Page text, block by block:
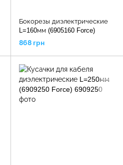
Бокорезы диэлектрические
L=160мм (6905160 Force)
868 грн